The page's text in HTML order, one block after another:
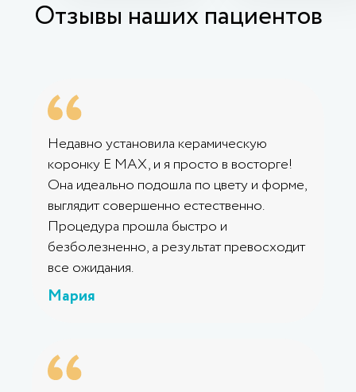
Отзывы наших пациентов
Недавно установила керамическую
коронку E MAX, и я просто в восторге!
Она идеально подошла по цвету и форме,
выглядит совершенно естественно.
Процедура прошла быстро и
безболезненно, а результат превосходит
все ожидания.
Мария